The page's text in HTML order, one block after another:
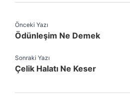
Önceki Yazı
Ödünleşim Ne Demek
Sonraki Yazı
Çelik Halatı Ne Keser